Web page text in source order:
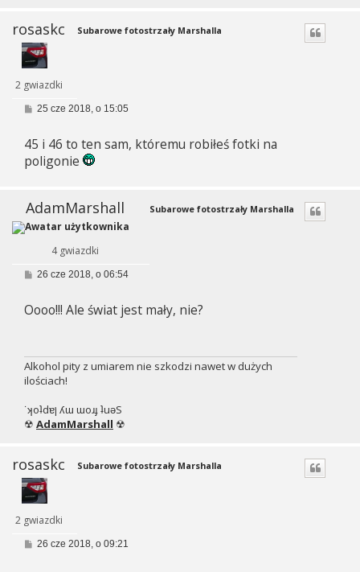
rosaskc
2 gwiazdki
Subarowe fotostrzały Marshalla
P
t
25 cze 2018, o 15:05
45 i 46 to ten sam, któremu robiłeś fotki na
poligonie
AdamMarshall
4 gwiazdki
Subarowe fotostrzały Marshalla
P
t
26 cze 2018, o 06:54
Oooo!!! Ale świat jest mały, nie?
Alkohol pity z umiarem nie szkodzi nawet w dużych
ilościach!
˙ʞoʇdɐן ʎɯ ɯoɹɟ ʇuǝS
☢ AdamMarshall ☢
rosaskc
2 gwiazdki
Subarowe fotostrzały Marshalla
P26 cze 2018, o 09:21